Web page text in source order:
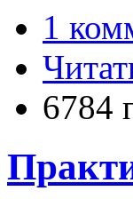
1
6784